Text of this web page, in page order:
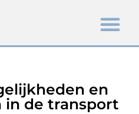
en
de transport